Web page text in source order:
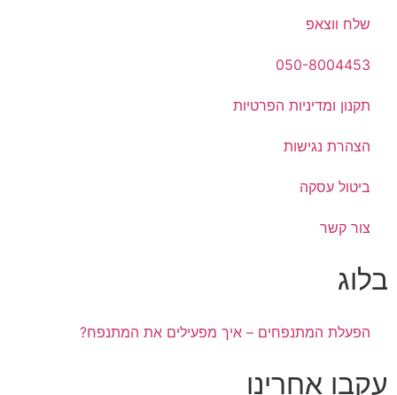
שלח ווצאפ
050-8004453
תקנון ומדיניות הפרטיות
הצהרת נגישות
ביטול עסקה
צור קשר
בלוג
הפעלת המתנפחים – איך מפעילים את המתנפח?
עקבו אחרינו